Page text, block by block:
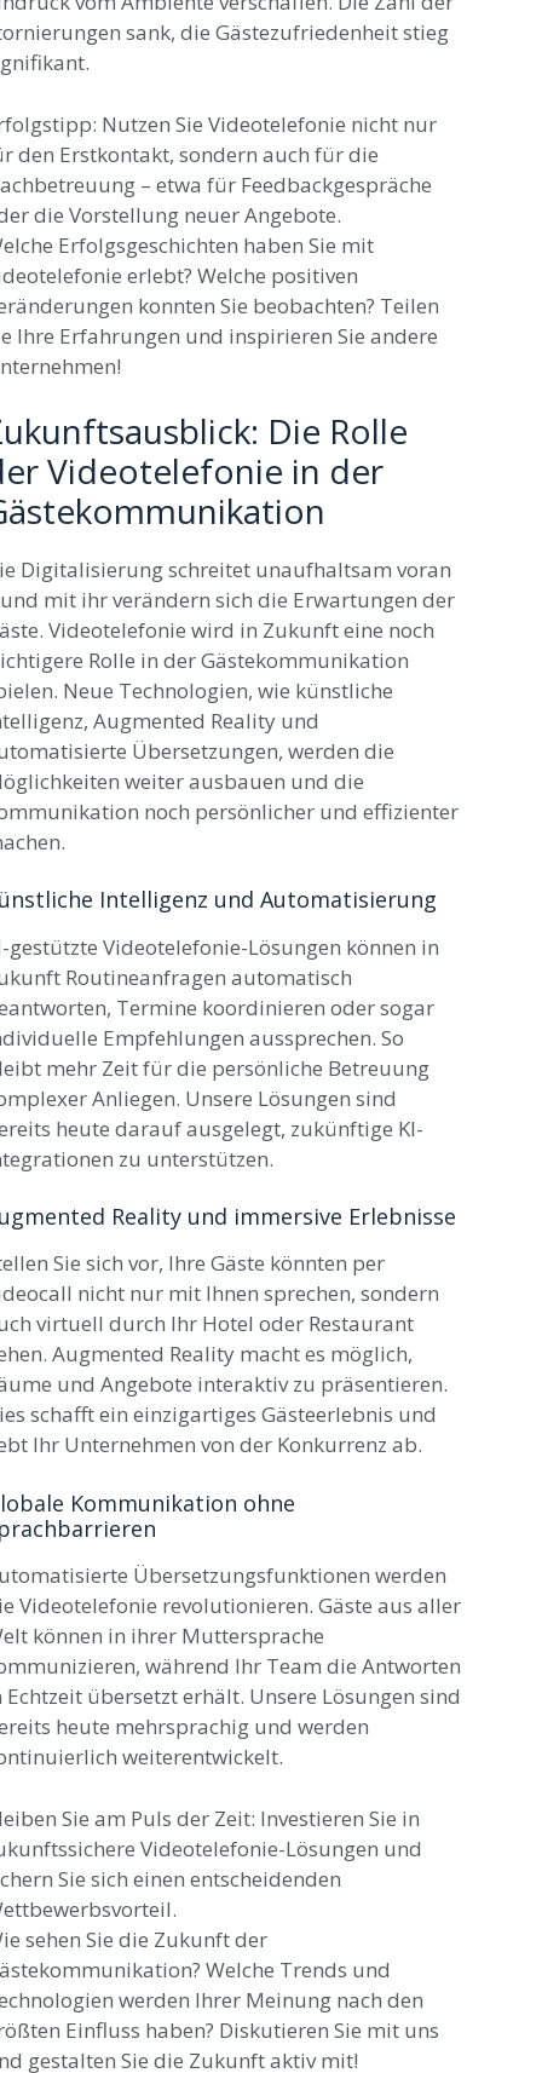
sank, die Gästezufriedenheit stieg
Nutzen Sie Videotelefonie nicht nur
den Erstkontakt, sondern auch für die
– etwa für Feedbackgespräche
die Vorstellung neuer Angebote.
Erfolgsgeschichten haben Sie mit
erlebt? Welche positiven
konnten Sie beobachten? Teilen
Ihre Erfahrungen und inspirieren Sie andere
Die Rolle
Videotelefonie in der
Digitalisierung schreitet unaufhaltsam voran
mit ihr verändern sich die Erwartungen der
Videotelefonie wird in Zukunft eine noch
Rolle in der Gästekommunikation
Neue Technologien, wie künstliche
Augmented Reality und
Übersetzungen, werden die
weiter ausbauen und die
noch persönlicher und effizienter
Intelligenz und Automatisierung
gestützte Videotelefonie-Lösungen können in
Routineanfragen automatisch
Termine koordinieren oder sogar
Empfehlungen aussprechen. So
mehr Zeit für die persönliche Betreuung
Anliegen. Unsere Lösungen sind
heute darauf ausgelegt, zukünftige KI-
zu unterstützen.
Reality und immersive Erlebnisse
Sie sich vor, Ihre Gäste könnten per
nicht nur mit Ihnen sprechen, sondern
virtuell durch Ihr Hotel oder Restaurant
Augmented Reality macht es möglich,
und Angebote interaktiv zu präsentieren.
schafft ein einzigartiges Gästeerlebnis und
Ihr Unternehmen von der Konkurrenz ab.
Kommunikation ohne
Übersetzungsfunktionen werden
Videotelefonie revolutionieren. Gäste aus aller
können in ihrer Muttersprache
während Ihr Team die Antworten
Echtzeit übersetzt erhält. Unsere Lösungen sind
heute mehrsprachig und werden
weiterentwickelt.
Sie am Puls der Zeit: Investieren Sie in
Videotelefonie-Lösungen und
Sie sich einen entscheidenden
sehen Sie die Zukunft der
Welche Trends und
werden Ihrer Meinung nach den
Einfluss haben? Diskutieren Sie mit uns
gestalten Sie die Zukunft aktiv mit!